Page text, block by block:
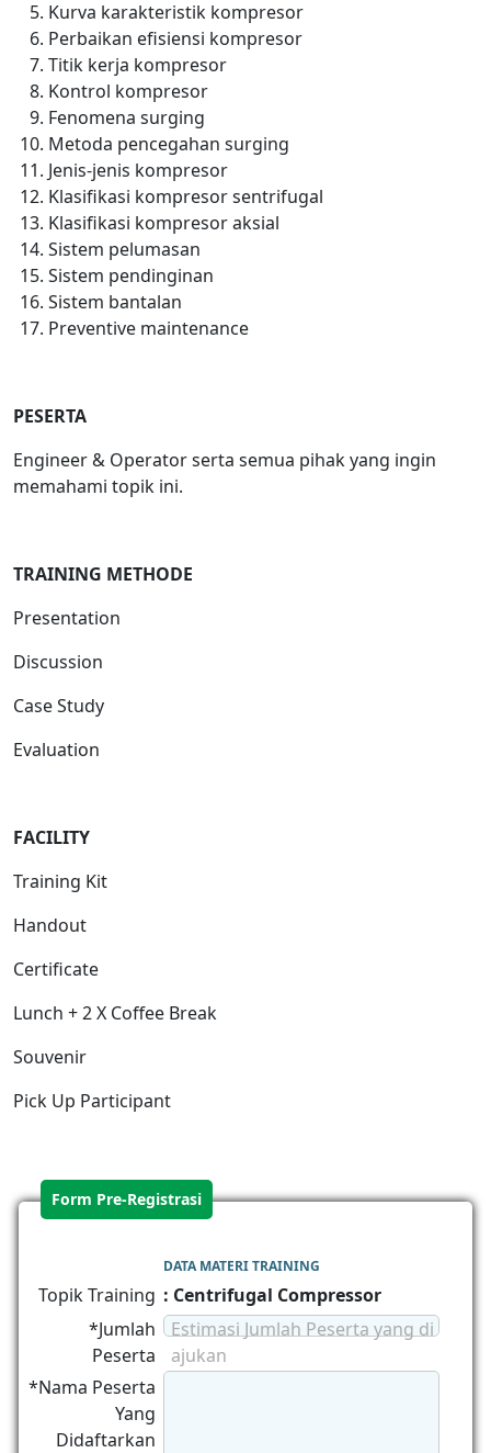
Kurva karakteristik kompresor
Perbaikan efisiensi kompresor
Titik kerja kompresor
Kontrol kompresor
Fenomena surging
Metoda pencegahan surging
Jenis-jenis kompresor
Klasifikasi kompresor sentrifugal
Klasifikasi kompresor aksial
Sistem pelumasan
Sistem pendinginan
Sistem bantalan
Preventive maintenance
PESERTA
Engineer & Operator serta semua pihak yang ingin
memahami topik ini.
TRAINING METHODE
Presentation
Discussion
Case Study
Evaluation
FACILITY
Training Kit
Handout
Certificate
Lunch + 2 X Coffee Break
Souvenir
Pick Up Participant
Form Pre-Registrasi
DATA MATERI TRAINING
Topik Training : Centrifugal Compressor
*Jumlah
Peserta
Estimasi Jumlah Peserta yang di
ajukan
*Nama Peserta
Yang
Didaftarkan